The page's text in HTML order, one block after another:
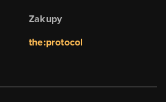
Zakupy
the:protocol